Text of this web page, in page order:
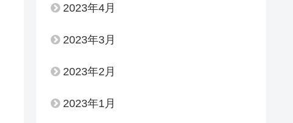
2023年4月
2023年3月
2023年2月
2023年1月